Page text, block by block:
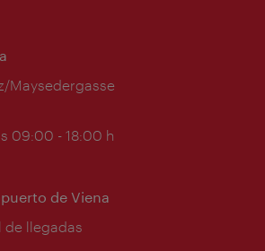
Maysedergasse
09:00 - 18:00 h
de Viena
de llegadas